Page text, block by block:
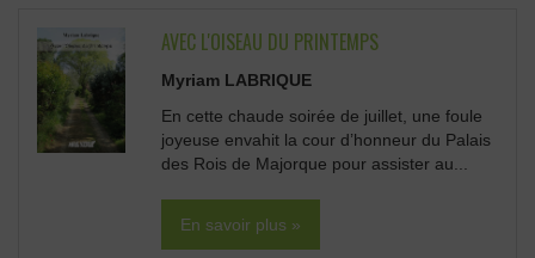
AVEC L'OISEAU DU PRINTEMPS
Myriam LABRIQUE
En cette chaude soirée de juillet, une foule
joyeuse envahit la cour d’honneur du Palais
des Rois de Majorque pour assister au...
En savoir plus »